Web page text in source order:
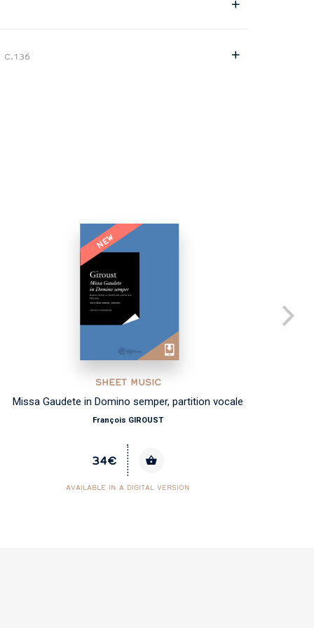
C.136
NEW
SHEET MUSIC
Missa Gaudete in Domino semper, partition vocale
François GIROUST
34€
AVAILABLE IN A DIGITAL VERSION